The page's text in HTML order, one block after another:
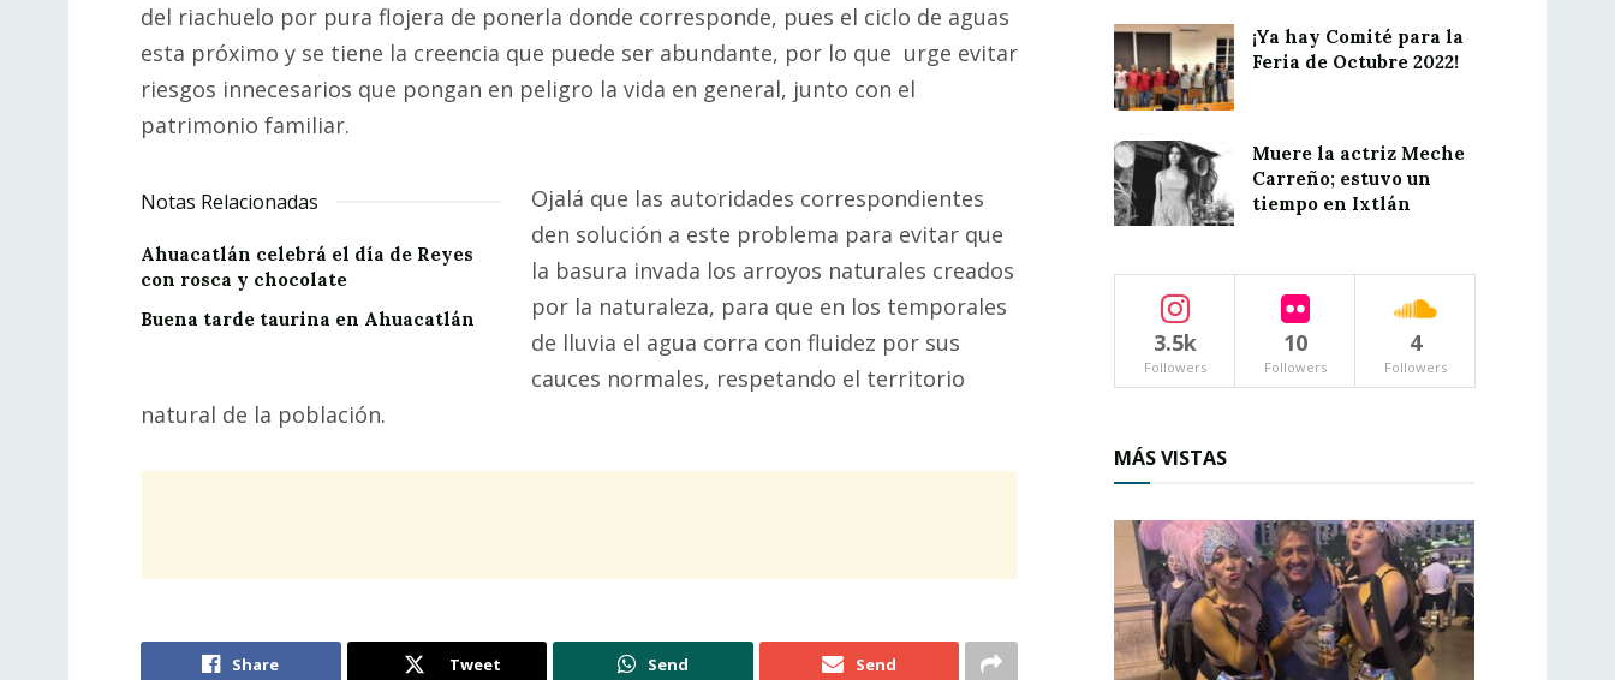
del riachuelo por pura flojera de ponerla donde corresponde, pues el ciclo de aguas
esta próximo y se tiene la creencia que puede ser abundante, por lo que urge evitar
riesgos innecesarios que pongan en peligro la vida en general, junto con el
patrimonio familiar.
Notas Relacionadas
Ahuacatlán celebrá el día de Reyes
con rosca y chocolate
Buena tarde taurina en Ahuacatlán
Ojalá que las autoridades correspondientes
den solución a este problema para evitar que
la basura invada los arroyos naturales creados
por la naturaleza, para que en los temporales
de lluvia el agua corra con fluidez por sus
cauces normales, respetando el territorio
natural de la población.
Share Tweet Send Send
¡Ya hay Comité para la
Feria de Octubre 2022!
Muere la actriz Meche
Carreño; estuvo un
tiempo en Ixtlán
3.5k
Followers
10
Followers
4
Followers
MÁS VISTAS